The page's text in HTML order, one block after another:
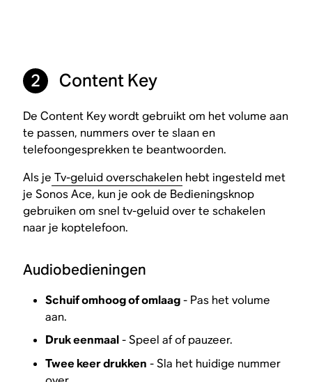
2 Content Key
De Content Key wordt gebruikt om het volume aan
te passen, nummers over te slaan en
telefoongesprekken te beantwoorden.
Als je Tv-geluid overschakelen hebt ingesteld met
je Sonos Ace, kun je ook de Bedieningsknop
gebruiken om snel tv-geluid over te schakelen
naar je koptelefoon.
Audiobedieningen
Schuif omhoog of omlaag- Pas het volume
aan.
Druk eenmaal- Speel af of pauzeer.
Twee keer drukken - Sla het huidige nummer